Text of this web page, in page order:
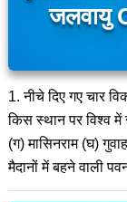
जलवायु
1. नीचे दिए गए चार
किस स्थान पर विश्व
(ग) मासिनराम (घ)
मैदानों में बहने वाली